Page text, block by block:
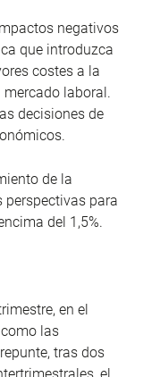
negativos
que introduzca
costes a la
laboral.
decisiones de
de la
para
del 1,5%.
en el
las
tras dos